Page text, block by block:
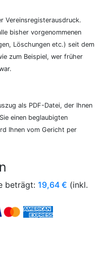
Vereinsregisterausdruck.
bisher vorgenommenen
Löschungen etc.) seit dem
zum Beispiel, wer früher
als PDF-Datei, der Ihnen
einen beglaubigten
Ihnen vom Gericht per
beträgt: 19,64 € (inkl.